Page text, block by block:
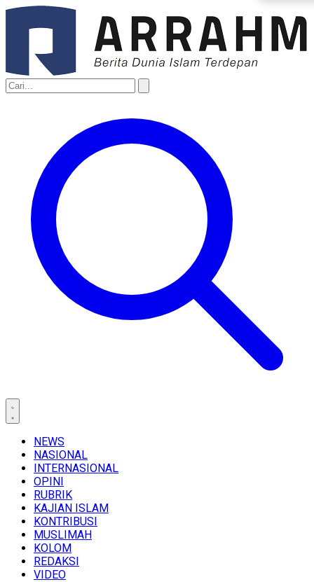
NEWS
NASIONAL
INTERNASIONAL
OPINI
RUBRIK
KAJIAN ISLAM
KONTRIBUSI
MUSLIMAH
KOLOM
REDAKSI
VIDEO